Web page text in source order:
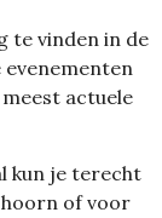
te vinden in de
evenementen
actuele
kun je terecht
of voor